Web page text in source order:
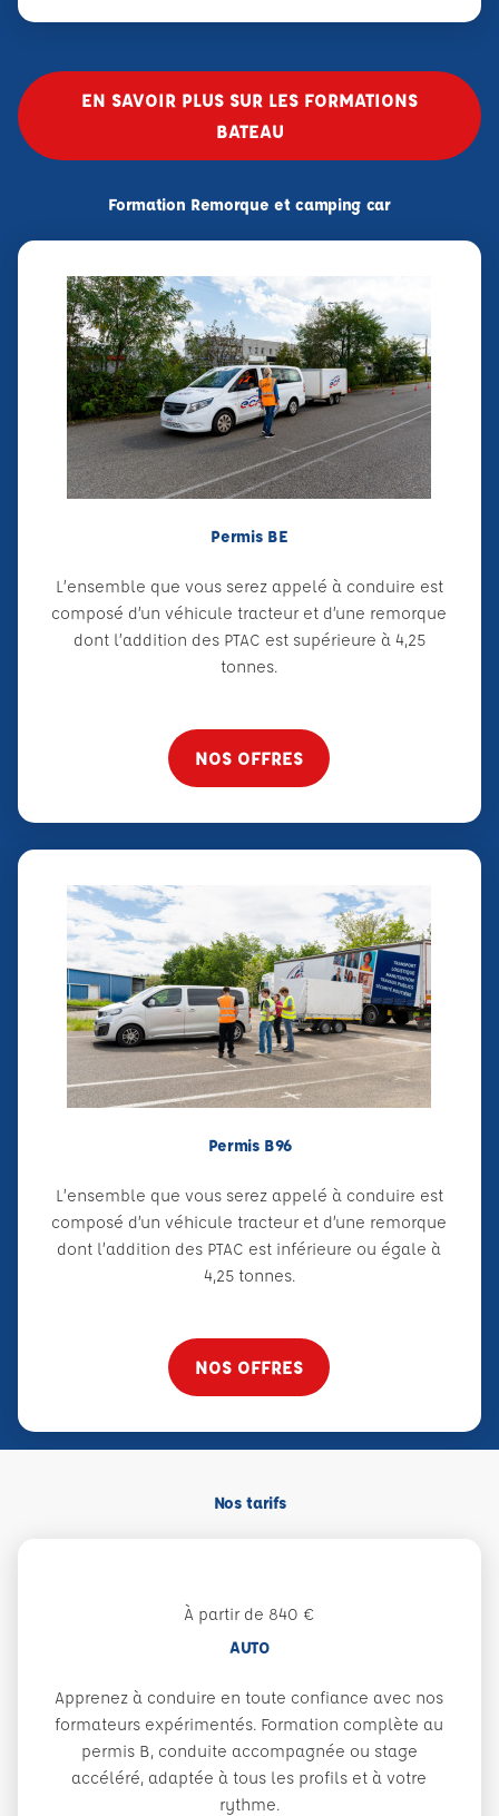
EN SAVOIR PLUS SUR LES FORMATIONS
BATEAU
Formation Remorque et camping car
Permis BE
L’ensemble que vous serez appelé à conduire est
composé d’un véhicule tracteur et d’une remorque
dont l’addition des PTAC est supérieure à 4,25
tonnes.
NOS OFFRES
Permis B96
L’ensemble que vous serez appelé à conduire est
composé d’un véhicule tracteur et d’une remorque
dont l’addition des PTAC est inférieure ou égale à
4,25 tonnes.
NOS OFFRES
Nos tarifs
À partir de 840 €
AUTO
Apprenez à conduire en toute confiance avec nos
formateurs expérimentés. Formation complète au
permis B, conduite accompagnée ou stage
accéléré, adaptée à tous les profils et à votre
rythme.